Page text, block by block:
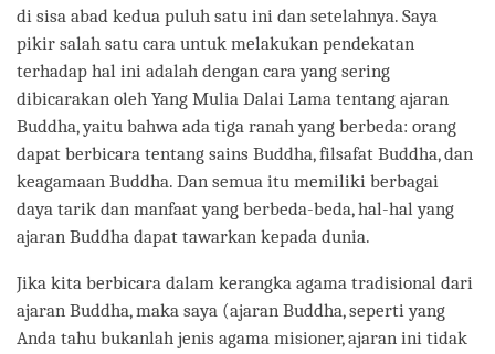
di sisa abad kedua puluh satu ini dan setelahnya. Saya
pikir salah satu cara untuk melakukan pendekatan
terhadap hal ini adalah dengan cara yang sering
dibicarakan oleh Yang Mulia Dalai Lama tentang ajaran
Buddha, yaitu bahwa ada tiga ranah yang berbeda: orang
dapat berbicara tentang sains Buddha, filsafat Buddha, dan
keagamaan Buddha. Dan semua itu memiliki berbagai
daya tarik dan manfaat yang berbeda-beda, hal-hal yang
ajaran Buddha dapat tawarkan kepada dunia.
Jika kita berbicara dalam kerangka agama tradisional dari
ajaran Buddha, maka saya (ajaran Buddha, seperti yang
Anda tahu bukanlah jenis agama misioner, ajaran ini tidak